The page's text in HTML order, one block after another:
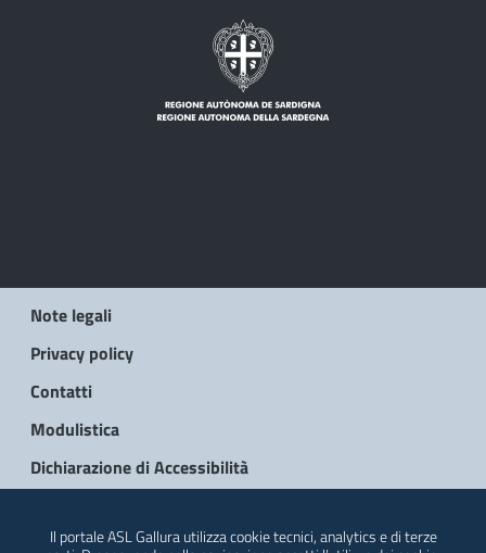
Note legali
Privacy policy
Contatti
Modulistica
Dichiarazione di Accessibilità
Il portale ASL Gallura utilizza cookie tecnici, analytics e di terze